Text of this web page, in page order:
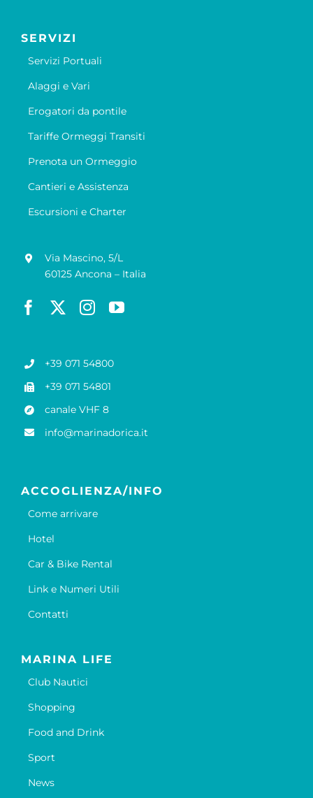
SERVIZI
Servizi Portuali
Alaggi e Vari
Erogatori da pontile
Tariffe Ormeggi Transiti
Prenota un Ormeggio
Cantieri e Assistenza
Escursioni e Charter
Via Mascino, 5/L
60125 Ancona – Italia
+39 071 54800
+39 071 54801
canale VHF 8
info@marinadorica.it
ACCOGLIENZA/INFO
Come arrivare
Hotel
Car & Bike Rental
Link e Numeri Utili
Contatti
MARINA LIFE
Club Nautici
Shopping
Food and Drink
Sport
News